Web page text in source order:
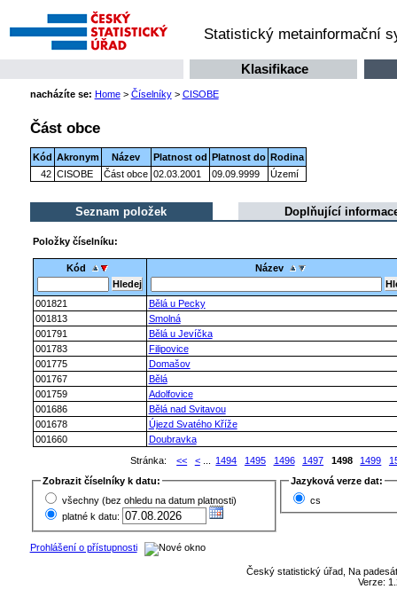
Statistický metainformační
Klasifikace
nacházíte se: Home> Číselníky> CISOBE
Část obce
Kód Akronym Název Platnost od Platnost do Rodina
42 CISOBE Část obce 02.03.2001 09.09.9999 Území
Seznam položek Doplňující
Položky číselníku:
Kód Název
001821
Bělá u Pecky
001813
Smolná
001791
Bělá u Jevíčka
001783
Filipovice
001775
Domašov
001767
Bělá
001759
Adolfovice
001686
Bělá nad Svitavou
001678
Újezd Svatého Kříže
001660
Doubravka
Stránka:
<< <... 1494 1495 1496 1497 1498 1499
Zobrazit číselníky k datu:
všechny (bez ohledu na datum platnosti)
platné k datu:
Jazyková verze dat:
cs
Prohlášení o přístupnosti
Český statistický úřad, Na
Verze: